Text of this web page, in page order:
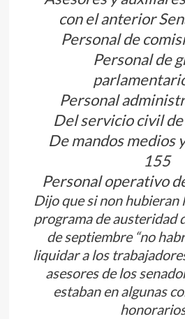
con el anterior
Personal de
Personal de
Personal
Del servicio civil
De mandos medios
155
Personal operativo
Dijo que si non hubieran
programa de austeridad
de septiembre “no
liquidar a los
asesores de los
estaban en algunas